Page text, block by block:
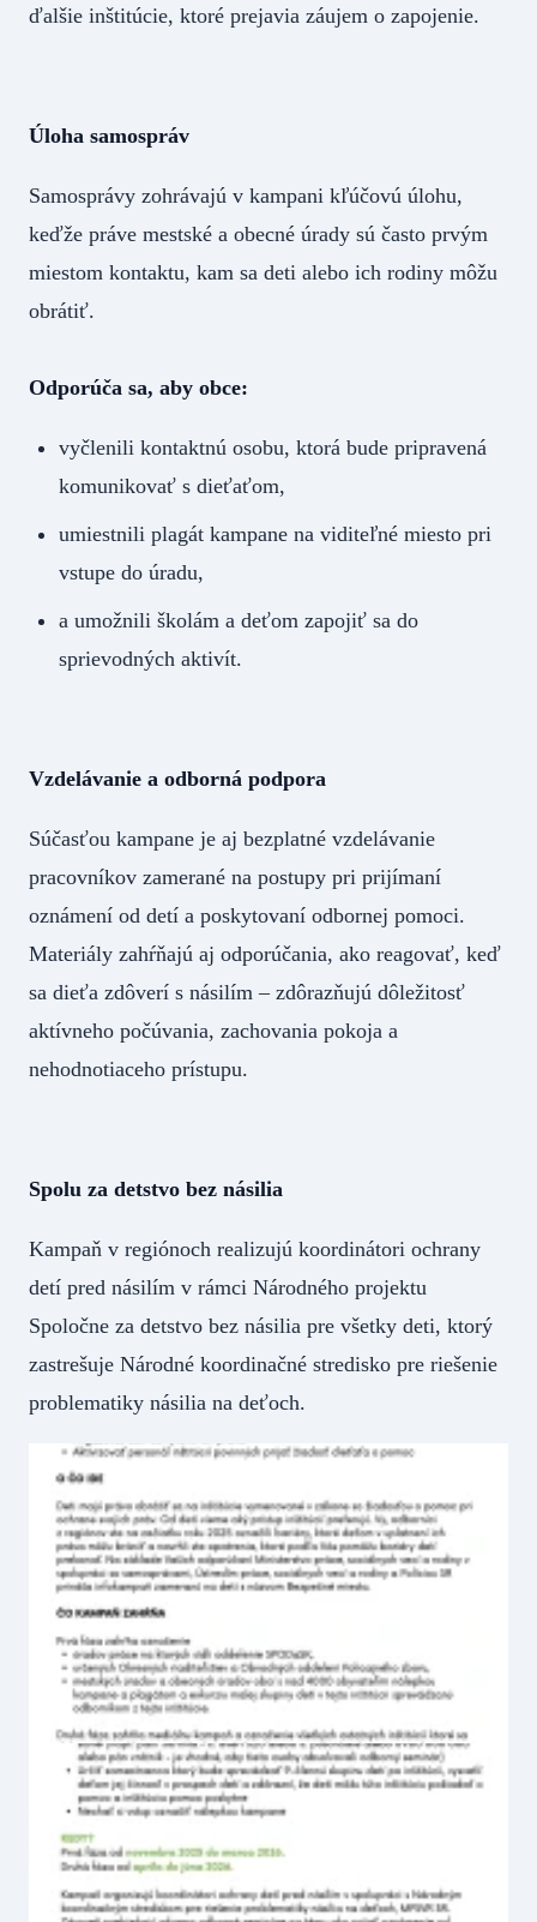
ďalšie inštitúcie, ktoré prejavia záujem o zapojenie.
Úloha samospráv
Samosprávy zohrávajú v kampani kľúčovú úlohu,
keďže práve mestské a obecné úrady sú často prvým
miestom kontaktu, kam sa deti alebo ich rodiny môžu
obrátiť.
Odporúča sa, aby obce:
vyčlenili kontaktnú osobu, ktorá bude pripravená
komunikovať s dieťaťom,
umiestnili plagát kampane na viditeľné miesto pri
vstupe do úradu,
a umožnili školám a deťom zapojiť sa do
sprievodných aktivít.
Vzdelávanie a odborná podpora
Súčasťou kampane je aj bezplatné vzdelávanie
pracovníkov zamerané na postupy pri prijímaní
oznámení od detí a poskytovaní odbornej pomoci.
Materiály zahŕňajú aj odporúčania, ako reagovať, keď
sa dieťa zdôverí s násilím – zdôrazňujú dôležitosť
aktívneho počúvania, zachovania pokoja a
nehodnotiaceho prístupu.
Spolu za detstvo bez násilia
Kampaň v regiónoch realizujú koordinátori ochrany
detí pred násilím v rámci Národného projektu
Spoločne za detstvo bez násilia pre všetky deti, ktorý
zastrešuje Národné koordinačné stredisko pre riešenie
problematiky násilia na deťoch.